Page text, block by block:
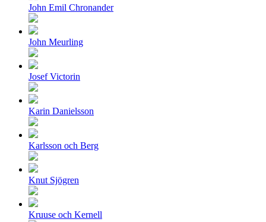
John Emil Chronander
John Meurling
Josef Victorin
Karin Danielsson
Karlsson och Berg
Knut Sjögren
Kruuse och Kernell